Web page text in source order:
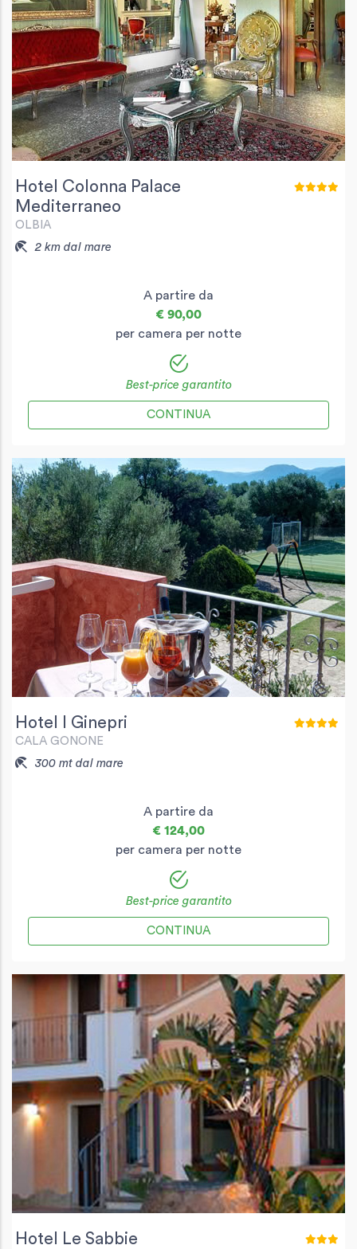
Hotel Colonna Palace
Mediterraneo
OLBIA
2 km dal mare
A partire da
€ 90,00
per camera per notte
Best-price garantito
CONTINUA
Hotel I Ginepri
CALA GONONE
300 mt dal mare
A partire da
€ 124,00
per camera per notte
Best-price garantito
CONTINUA
Hotel Le Sabbie